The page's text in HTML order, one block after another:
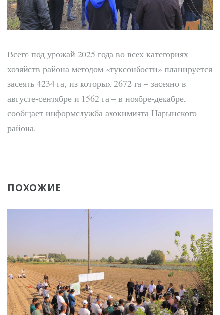
Всего под урожай 2025 года во всех категориях
хозяйств района методом «туксонбости» планируется
засеять 4234 га, из которых 2672 га – засеяно в
августе-сентябре и 1562 га – в ноябре-декабре,
сообщает информслужба ахокимията Нарынского
района.
ПОХОЖИЕ